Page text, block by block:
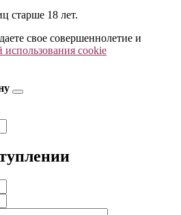
старше 18 лет.
свое совершеннолетие и
использования cookie